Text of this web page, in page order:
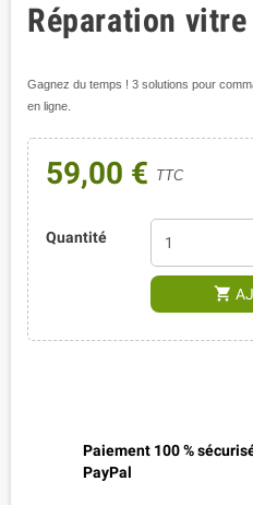
Réparation
Gagnez du temps ! 3 solutions pour
en ligne.
59,00 € TTC
Quantité
shopping_cart
Paiement 100 %
PayPal